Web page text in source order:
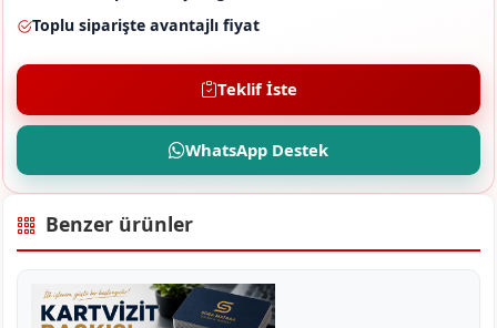
Toplu siparişte avantajlı fiyat
Teklif İste
WhatsApp Destek
Benzer ürünler